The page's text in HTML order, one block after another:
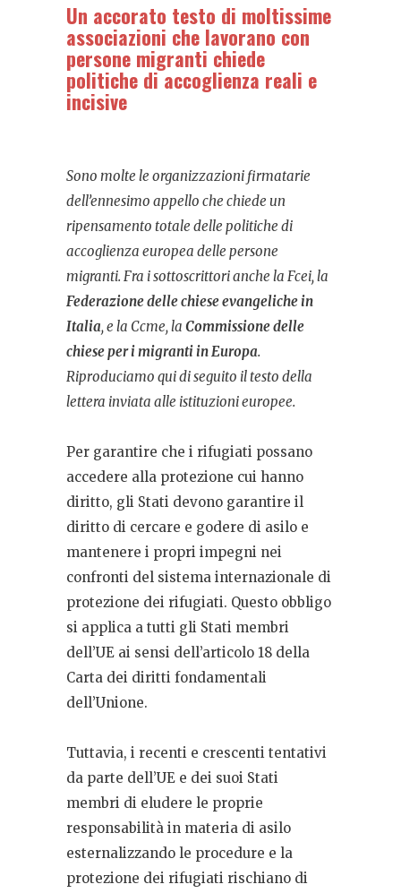
Un accorato testo di moltissime
associazioni che lavorano con
persone migranti chiede
politiche di accoglienza reali e
incisive
Sono molte le organizzazioni firmatarie
dell’ennesimo appello che chiede un
ripensamento totale delle politiche di
accoglienza europea delle persone
migranti. Fra i sottoscrittori anche la Fcei, la
Federazione delle chiese evangeliche in
Italia, e la Ccme, la Commissione delle
chiese per i migranti in Europa.
Riproduciamo qui di seguito il testo della
lettera inviata alle istituzioni europee.
Per garantire che i rifugiati possano
accedere alla protezione cui hanno
diritto, gli Stati devono garantire il
diritto di cercare e godere di asilo e
mantenere i propri impegni nei
confronti del sistema internazionale di
protezione dei rifugiati. Questo obbligo
si applica a tutti gli Stati membri
dell’UE ai sensi dell’articolo 18 della
Carta dei diritti fondamentali
dell’Unione.
Tuttavia, i recenti e crescenti tentativi
da parte dell’UE e dei suoi Stati
membri di eludere le proprie
responsabilità in materia di asilo
esternalizzando le procedure e la
protezione dei rifugiati rischiano di